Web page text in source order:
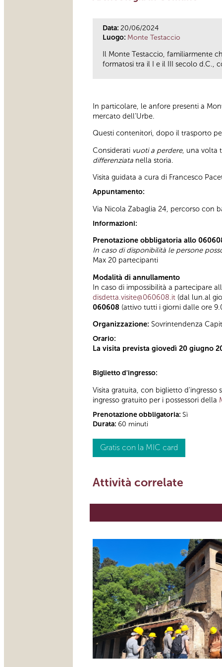
Data: 20/06/2024
Luogo: Monte Testaccio
Il Monte Testaccio, familiarmente
formatosi tra il I e il III secolo d.C.,
In particolare, le anfore presenti a
mercato dell’Urbe.
Questi contenitori, dopo il trasporto
Considerati vuoti a perdere, una volta
differenziata nella storia.
Visita guidata a cura di Francesco
Appuntamento:
Via Nicola Zabaglia 24, percorso con
Informazioni:
Prenotazione obbligatoria allo
In caso di disponibilità le persone
Max 20 partecipanti
Modalità di annullamento
In caso di impossibilità a partecipare
disdetta.visite@060608.it (dal lun.al
060608 (attivo tutti i giorni dalle ore
Organizzazione: Sovrintendenza
Orario:
La visita prevista giovedì 20 giugno
Biglietto d'ingresso:
Visita gratuita, con biglietto d'ingresso
ingresso gratuito per i possessori della
Prenotazione obbligatoria: Sì
Durata: 60 minuti
Gratis con la MIC card
Attività correlate